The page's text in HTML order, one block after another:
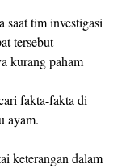
saat tim investigasi
tersebut
kurang paham
fakta-fakta di
ayam.
keterangan dalam